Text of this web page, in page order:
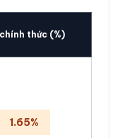
thức (%)
1.65%